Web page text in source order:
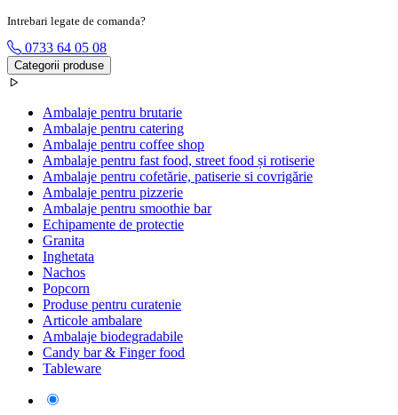
Intrebari legate de comanda?
0733 64 05 08
Categorii produse
Ambalaje pentru brutarie
Ambalaje pentru catering
Ambalaje pentru coffee shop
Ambalaje pentru fast food, street food și rotiserie
Ambalaje pentru cofetărie, patiserie si covrigărie
Ambalaje pentru pizzerie
Ambalaje pentru smoothie bar
Echipamente de protectie
Granita
Inghetata
Nachos
Popcorn
Produse pentru curatenie
Articole ambalare
Ambalaje biodegradabile
Candy bar & Finger food
Tableware